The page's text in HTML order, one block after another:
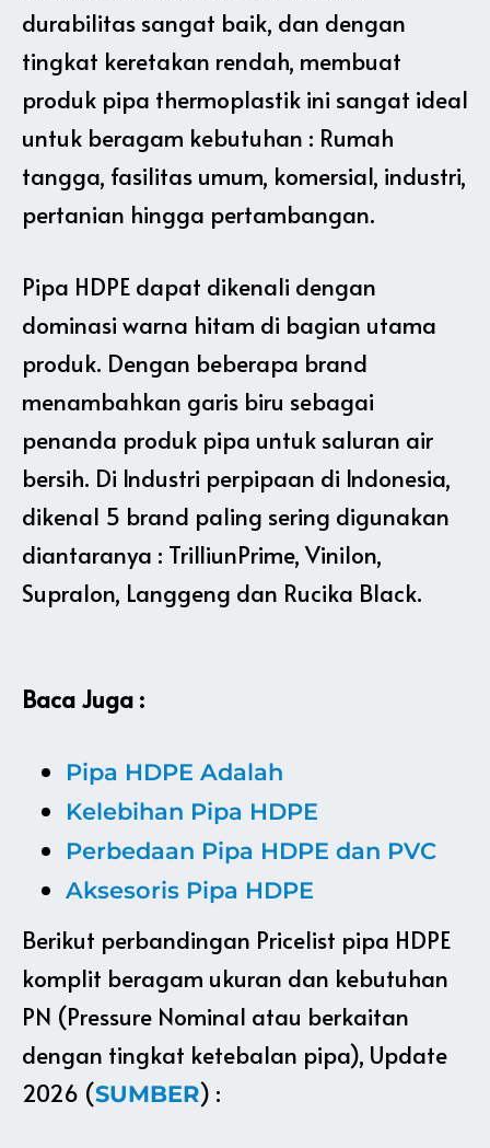
durabilitas sangat baik, dan dengan
tingkat keretakan rendah, membuat
produk pipa thermoplastik ini sangat ideal
untuk beragam kebutuhan : Rumah
tangga, fasilitas umum, komersial, industri,
pertanian hingga pertambangan.
Pipa HDPE dapat dikenali dengan
dominasi warna hitam di bagian utama
produk. Dengan beberapa brand
menambahkan garis biru sebagai
penanda produk pipa untuk saluran air
bersih. Di Industri perpipaan di Indonesia,
dikenal 5 brand paling sering digunakan
diantaranya : TrilliunPrime, Vinilon,
Supralon, Langgeng dan Rucika Black.
Baca Juga :
Pipa HDPE Adalah
Kelebihan Pipa HDPE
Perbedaan Pipa HDPE dan PVC
Aksesoris Pipa HDPE
Berikut perbandingan Pricelist pipa HDPE
komplit beragam ukuran dan kebutuhan
PN (Pressure Nominal atau berkaitan
dengan tingkat ketebalan pipa), Update
2026 (SUMBER) :